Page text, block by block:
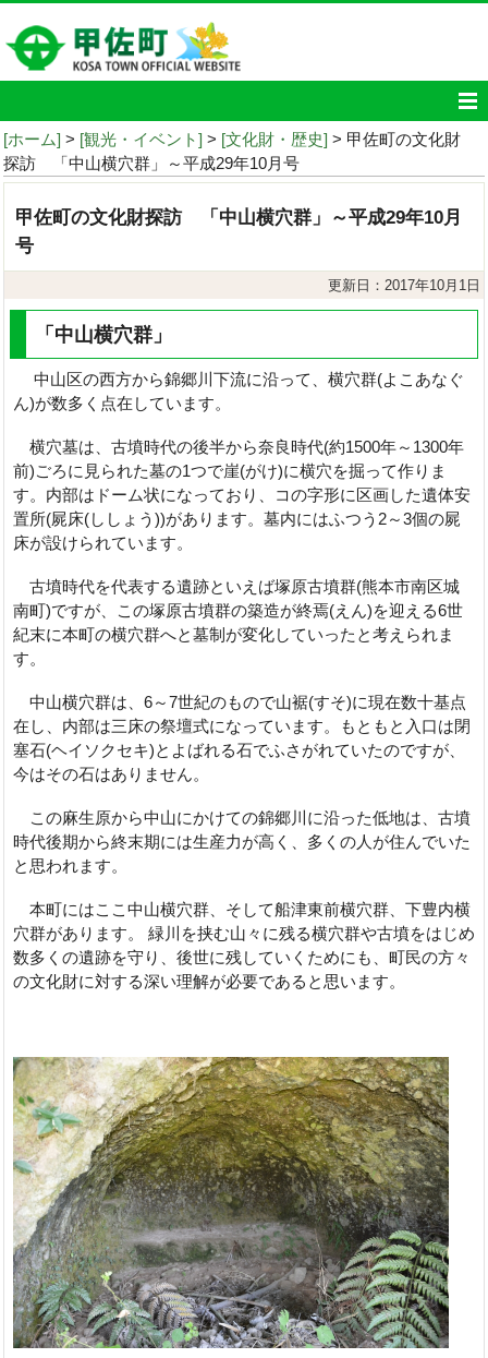
[ホーム] > [観光・イベント] > [文化財・歴史] > 甲佐町の文化財
探訪 「中山横穴群」～平成29年10月号
甲佐町の文化財探訪 「中山横穴群」～平成29年10月
号
更新日：2017年10月1日
「中山横穴群」
中山区の西方から錦郷川下流に沿って、横穴群(よこあなぐ
ん)が数多く点在しています。
横穴墓は、古墳時代の後半から奈良時代(約1500年～1300年
前)ごろに見られた墓の1つで崖(がけ)に横穴を掘って作りま
す。内部はドーム状になっており、コの字形に区画した遺体安
置所(屍床(ししょう))があります。墓内にはふつう2～3個の屍
床が設けられています。
古墳時代を代表する遺跡といえば塚原古墳群(熊本市南区城
南町)ですが、この塚原古墳群の築造が終焉(えん)を迎える6世
紀末に本町の横穴群へと墓制が変化していったと考えられま
す。
中山横穴群は、6～7世紀のもので山裾(すそ)に現在数十基点
在し、内部は三床の祭壇式になっています。もともと入口は閉
塞石(ヘイソクセキ)とよばれる石でふさがれていたのですが、
今はその石はありません。
この麻生原から中山にかけての錦郷川に沿った低地は、古墳
時代後期から終末期には生産力が高く、多くの人が住んでいた
と思われます。
本町にはここ中山横穴群、そして船津東前横穴群、下豊内横
穴群があります。 緑川を挟む山々に残る横穴群や古墳をはじめ
数多くの遺跡を守り、後世に残していくためにも、町民の方々
の文化財に対する深い理解が必要であると思います。